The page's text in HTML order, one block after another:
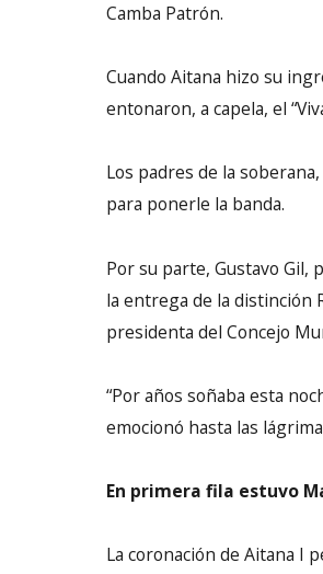
Camba Patrón.
Cuando Aitana hizo su
entonaron, a capela, el
Los padres de la
para ponerle la banda.
Por su parte, Gustavo Gil,
la entrega de la distinción
presidenta del Concejo
“Por años soñaba esta
emocionó hasta las
En primera fila estuvo
La coronación de Aitana I